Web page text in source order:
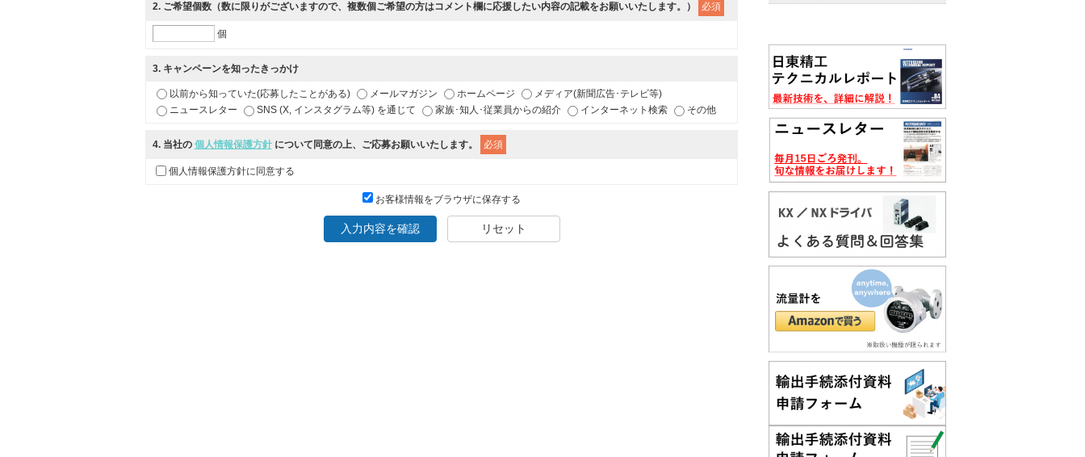
2. ご希望個数（数に限りがございますので、複数個ご希望の方はコメント欄に応援したい内容の記載をお願いいたします。） 必須
個
3. キャンペーンを知ったきっかけ
以前から知っていた(応募したことがある) メールマガジン ホームページ
メディア(新聞広告･テレビ等)
ニュースレター
SNS (X, インスタグラム等) を通じて 家族･知人･従業員からの紹介 インターネット検索 その他
4. 当社の 個人情報保護方針について同意の上、ご応募お願いいたします。 必須
個人情報保護方針に同意する
お客様情報をブラウザに保存する
入力内容を確認 リセット